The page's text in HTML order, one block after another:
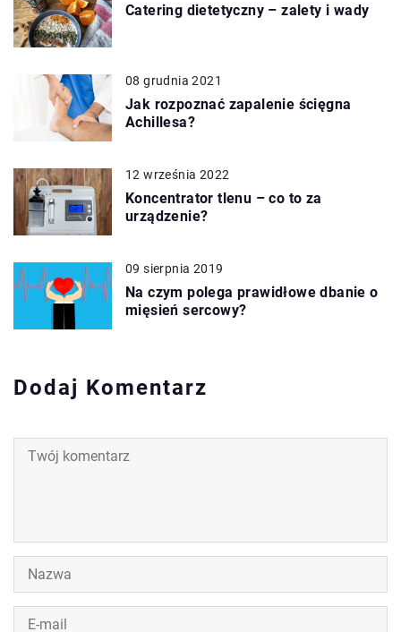
Catering dietetyczny – zalety i wady
08 grudnia 2021
Jak rozpoznać zapalenie ścięgna
Achillesa?
12 września 2022
Koncentrator tlenu – co to za
urządzenie?
09 sierpnia 2019
Na czym polega prawidłowe dbanie o
mięsień sercowy?
Dodaj Komentarz